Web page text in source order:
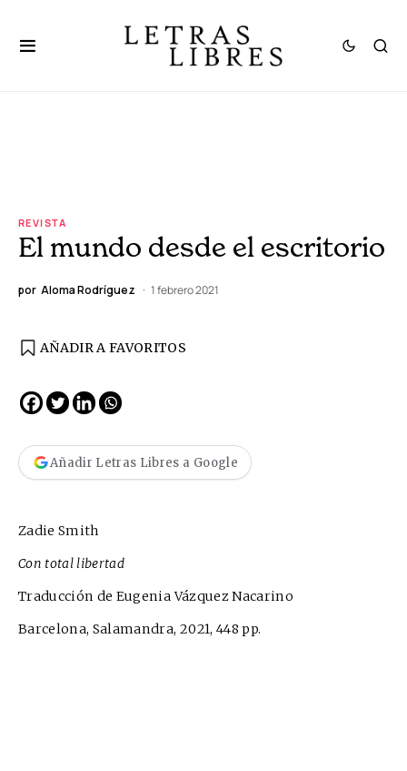
REVISTA
El mundo desde el escritorio
por Aloma Rodríguez 1 febrero 2021
AÑADIR A FAVORITOS
Añadir Letras Libres a Google
Zadie Smith
Con total libertad
Traducción de Eugenia Vázquez Nacarino
Barcelona, Salamandra, 2021, 448 pp.